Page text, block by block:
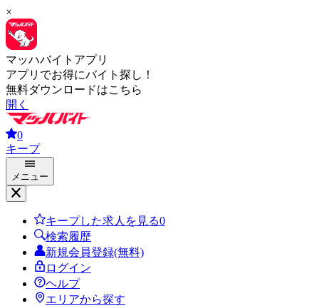
×
マッハバイトアプリ
アプリでお得にバイト探し！
無料ダウンロードはこちら
開く
0
キープ
メニュー
キープした求人を見る0
検索履歴
新規会員登録(無料)
ログイン
ヘルプ
エリアから探す